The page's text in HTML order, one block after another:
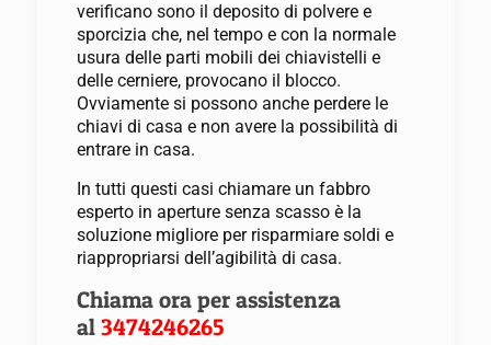
verificano sono il deposito di polvere e
sporcizia che, nel tempo e con la normale
usura delle parti mobili dei chiavistelli e
delle cerniere, provocano il blocco.
Ovviamente si possono anche perdere le
chiavi di casa e non avere la possibilità di
entrare in casa.
In tutti questi casi chiamare un fabbro
esperto in aperture senza scasso è la
soluzione migliore per risparmiare soldi e
riappropriarsi dell’agibilità di casa.
Chiama ora per assistenza
al 3474246265